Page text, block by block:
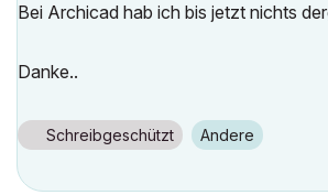
Bei Archicad hab ich bis jetzt nichts
Danke..
Schreibgeschützt Andere